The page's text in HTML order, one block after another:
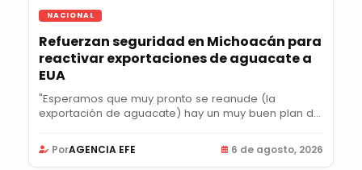
NACIONAL
Refuerzan seguridad en Michoacán para
reactivar exportaciones de aguacate a
EUA
"Esperamos que muy pronto se reanude (la
exportación de aguacate) hay un muy buen plan de
PorAGENCIA EFE 6 de agosto, 2026